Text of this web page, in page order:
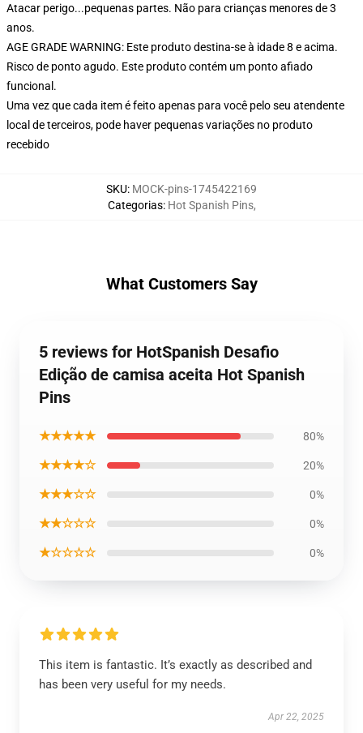
Atacar perigo...pequenas partes. Não para crianças menores de 3
anos.
AGE GRADE WARNING: Este produto destina-se à idade 8 e acima.
Risco de ponto agudo. Este produto contém um ponto afiado
funcional.
Uma vez que cada item é feito apenas para você pelo seu atendente
local de terceiros, pode haver pequenas variações no produto
recebido
SKU: MOCK-pins-1745422169
Categorias: Hot Spanish Pins,
What Customers Say
5 reviews for HotSpanish Desafio
Edição de camisa aceita Hot Spanish
Pins
★★★★★ 80%
★★★★☆ 20%
★★★☆☆ 0%
★★☆☆☆ 0%
★☆☆☆☆ 0%
This item is fantastic. It’s exactly as described and
has been very useful for my needs.
Apr 22, 2025